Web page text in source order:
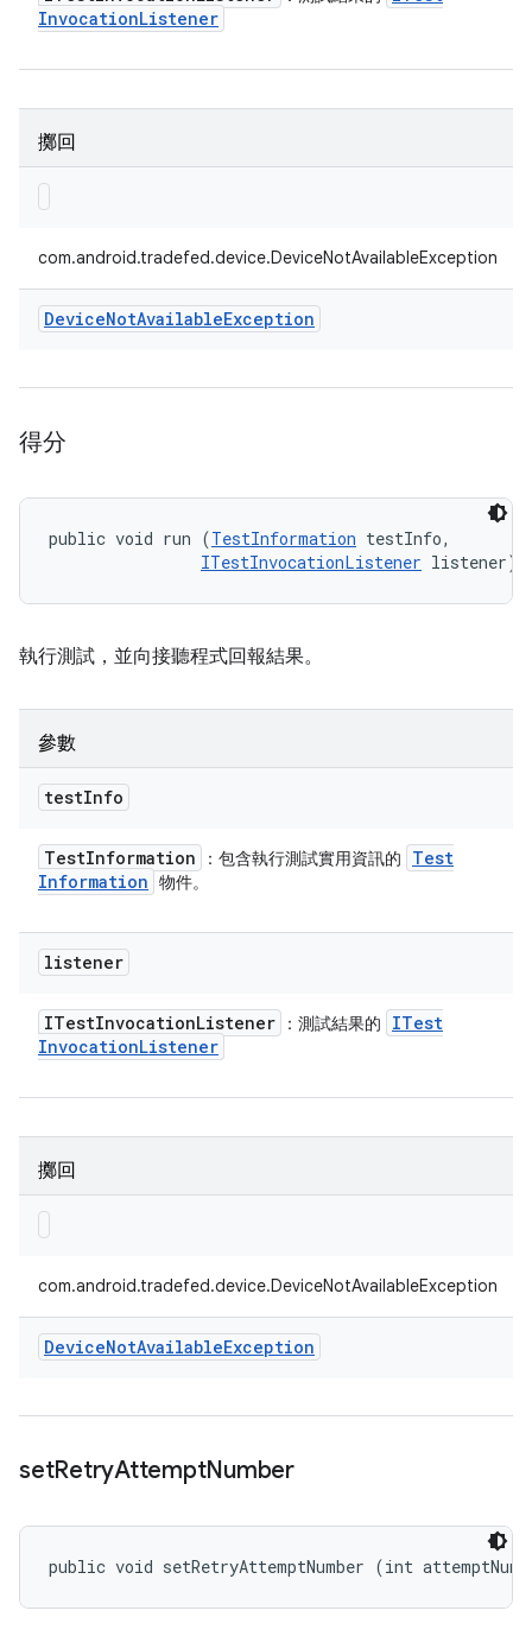
InvocationListener
擲回
com.android.tradefed.device.DeviceNotAvailableException
DeviceNotAvailableException
得分
public void run (TestInformation testInfo,
ITestInvocationListener listener)
執行測試，並向接聽程式回報結果。
參數
testInfo
TestInformation ：包含執行測試實用資訊的
Test
Information 物件。
listener
ITestInvocationListener ：測試結果的
ITest
InvocationListener
擲回
com.android.tradefed.device.DeviceNotAvailableException
DeviceNotAvailableException
setRetryAttemptNumber
public void setRetryAttemptNumber (int